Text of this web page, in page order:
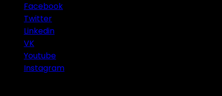
Facebook
Twitter
Linkedin
VK
Youtube
Instagram